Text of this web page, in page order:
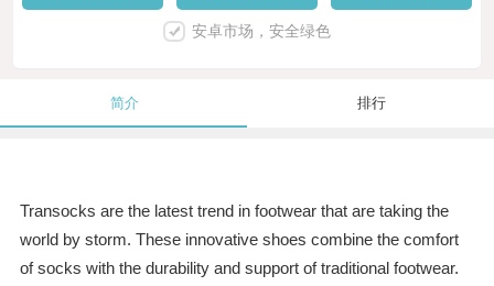
安卓市场，安全绿色
简介 排行
Transocks are the latest trend in footwear that are taking the
world by storm. These innovative shoes combine the comfort
of socks with the durability and support of traditional footwear.